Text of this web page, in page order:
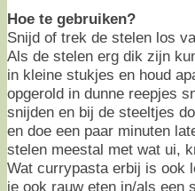
Hoe te gebruiken?
Snijd of trek de stelen los
Als de stelen erg dik zijn
in kleine stukjes en houd
opgerold in dunne reepjes
snijden en bij de steeltjes
en doe een paar minuten
stelen meestal met wat ui,
Wat currypasta erbij is ook
je ook rauw eten in/als een